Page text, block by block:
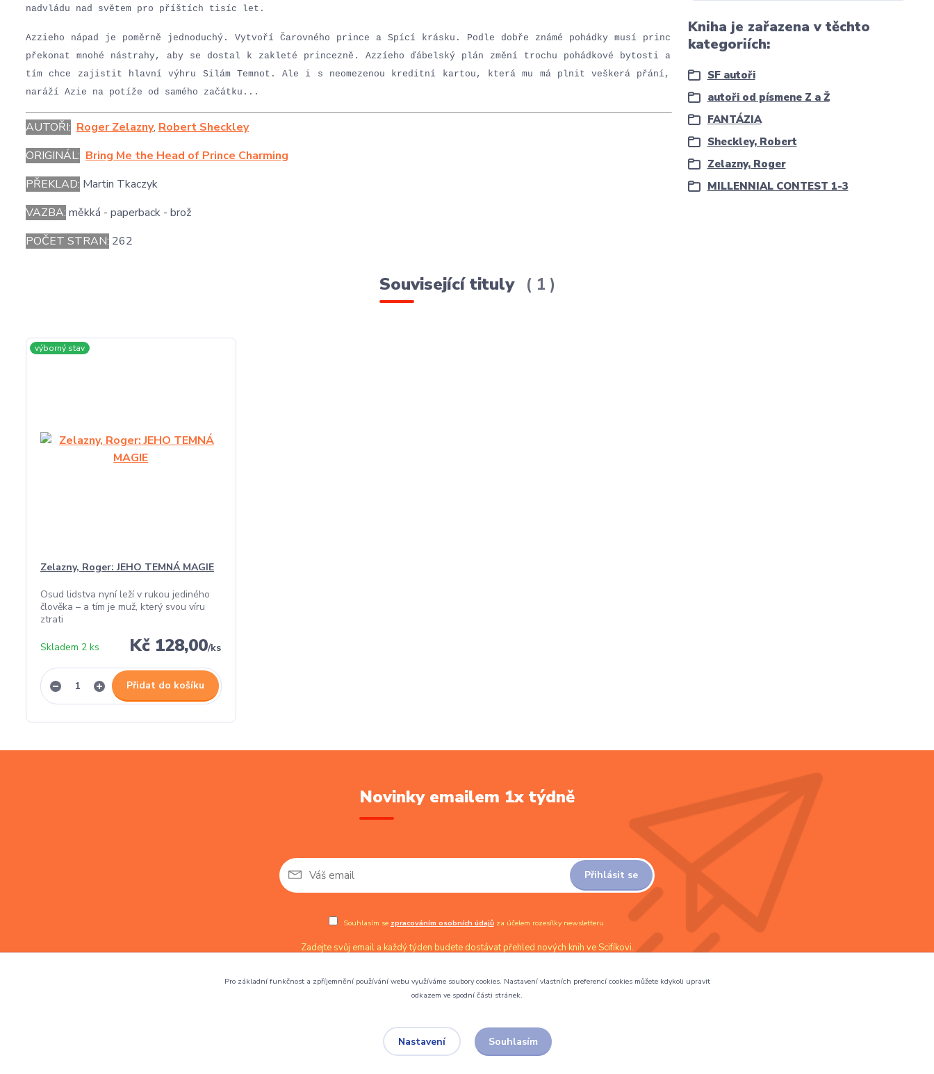
nadvládu nad světem pro příštích tisíc let.
Azzieho nápad je poměrně jednoduchý. Vytvoří Čarovného prince a Spící krásku. Podle dobře známé pohádky musí princ
překonat mnohé nástrahy, aby se dostal k zakleté princezně. Azzíeho ďábelský plán změní trochu pohádkové bytosti a
tím chce zajistit hlavní výhru Silám Temnot. Ale i s neomezenou kreditní kartou, která mu má plnit veškerá přání,
naráží Azie na potíže od samého začátku...
AUTOŘI: Roger Zelazny, Robert Sheckley
ORIGINÁL: Bring Me the Head of Prince Charming
PŘEKLAD: Martin Tkaczyk
VAZBA: měkká - paperback - brož
POČET STRAN: 262
Kniha je zařazena v těchto
kategoriích:
SF autoři
autoři od písmene Z a Ž
FANTÁZIA
Sheckley, Robert
Zelazny, Roger
MILLENNIAL CONTEST 1-3
Související tituly 1
výborný stav
Zelazny, Roger: JEHO TEMNÁ MAGIE
Osud lidstva nyní leží v rukou jediného
člověka – a tím je muž, který svou víru
ztrati
Kč 128,00/ks
Skladem 2 ks
Přidat do košíku
Novinky emailem 1x týdně
Přihlásit se
Souhlasím se zpracováním osobních údajůza účelem rozesílky newsletteru.
Zadejte svůj email a každý týden budete dostávat přehled nových knih ve Scifíkovi.
Pro základní funkčnost a zpříjemnění používání webu využíváme soubory cookies. Nastavení vlastních preferencí cookies můžete kdykoli upravit
odkazem ve spodní části stránek.
Nastavení Souhlasím